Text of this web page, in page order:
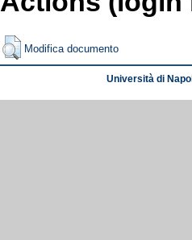
Modifica documento
Università di